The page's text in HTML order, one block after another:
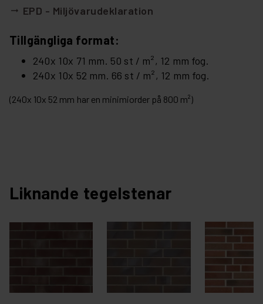
arrow_right_alt EPD - Miljövarudeklaration
Tillgängliga format:
240x 10x 71 mm. 50 st / m², 12 mm fog.
240x 10x 52 mm. 66 st / m², 12 mm fog.
(240x 10x 52 mm har en minimiorder på 800 m²)
Liknande tegelstenar